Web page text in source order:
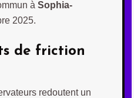
à Sophia-
2025.
de friction
redoutent un